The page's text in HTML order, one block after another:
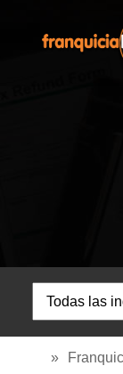
»